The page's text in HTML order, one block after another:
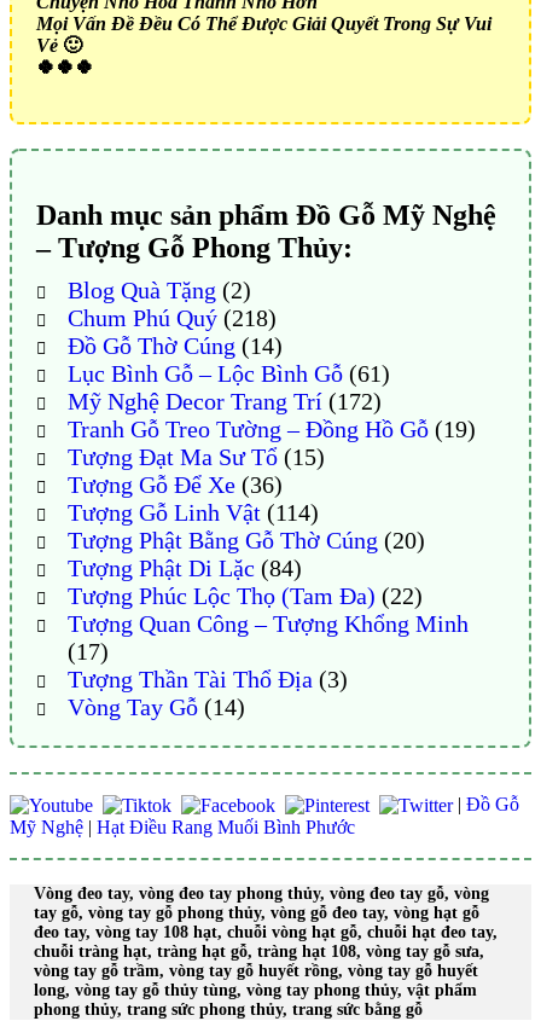
Mọi Vấn Đề Đều Có Thể Được Giải Quyết Trong Sự Vui
Vẻ 🙂
🍀🍀🍀
Danh mục sản phẩm Đồ Gỗ Mỹ Nghệ
– Tượng Gỗ Phong Thủy:
Blog Quà Tặng (2)
Chum Phú Quý(218)
Đồ Gỗ Thờ Cúng (14)
Lục Bình Gỗ – Lộc Bình Gỗ(61)
Mỹ Nghệ Decor Trang Trí(172)
Tranh Gỗ Treo Tường – Đồng Hồ Gỗ(19)
Tượng Đạt Ma Sư Tổ(15)
Tượng Gỗ Để Xe(36)
Tượng Gỗ Linh Vật(114)
Tượng Phật Bằng Gỗ Thờ Cúng (20)
Tượng Phật Di Lặc (84)
Tượng Phúc Lộc Thọ (Tam Đa) (22)
Tượng Quan Công – Tượng Khổng Minh
(17)
Tượng Thần Tài Thổ Địa (3)
Vòng Tay Gỗ(14)
| Đồ Gỗ
Mỹ Nghệ | Hạt Điều Rang Muối Bình Phước
Vòng đeo tay, vòng đeo tay phong thủy, vòng đeo tay gỗ, vòng
tay gỗ, vòng tay gỗ phong thủy, vòng gỗ đeo tay, vòng hạt gỗ
đeo tay, vòng tay 108 hạt, chuỗi vòng hạt gỗ, chuỗi hạt đeo tay,
chuỗi tràng hạt, tràng hạt gỗ, tràng hạt 108, vòng tay gỗ sưa,
vòng tay gỗ trầm, vòng tay gỗ huyết rồng, vòng tay gỗ huyết
long, vòng tay gỗ thủy tùng, vòng tay phong thủy, vật phẩm
phong thủy, trang sức phong thủy, trang sức bằng gỗ